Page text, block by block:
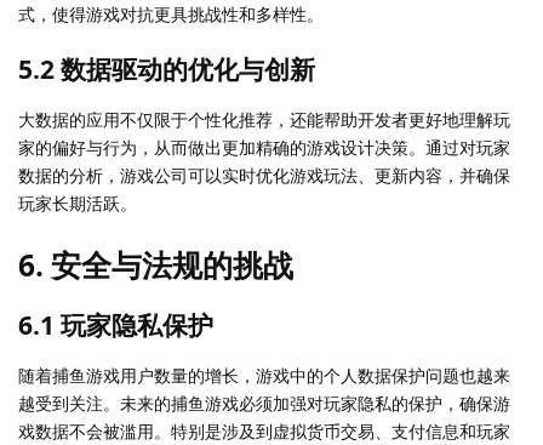
式，使得游戏对抗更具挑战性和多样性。
5.2 数据驱动的优化与创新
大数据的应用不仅限于个性化推荐，还能帮助开发者更好地理解玩
家的偏好与行为，从而做出更加精确的游戏设计决策。通过对玩家
数据的分析，游戏公司可以实时优化游戏玩法、更新内容，并确保
玩家长期活跃。
6. 安全与法规的挑战
6.1 玩家隐私保护
随着捕鱼游戏用户数量的增长，游戏中的个人数据保护问题也越来
越受到关注。未来的捕鱼游戏必须加强对玩家隐私的保护，确保游
戏数据不会被滥用。特别是涉及到虚拟货币交易、支付信息和玩家